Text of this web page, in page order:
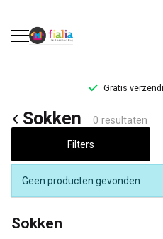
Gratis
Sokken
FiaLia
Sokken 0 resultaten
Filters
Geen producten gevonden
Sokken